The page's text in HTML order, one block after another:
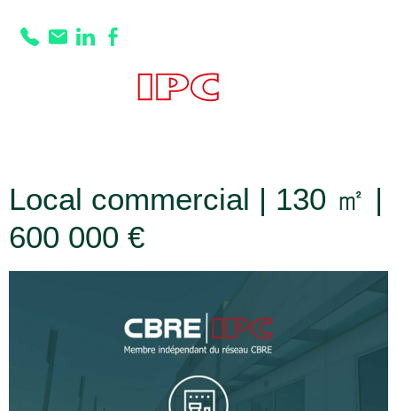
Prestation :
Menuiserie :
Local commercial | 130 ㎡ |
600 000 €